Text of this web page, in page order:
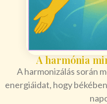
A harmónia
A harmonizálás során
energiáidat, hogy